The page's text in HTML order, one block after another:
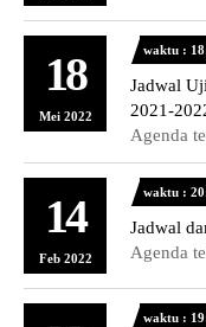
18
Mei 2022
waktu :
Jadwal
2021-
Agenda
14
Feb 2022
waktu :
Jadwal
Agenda
waktu :